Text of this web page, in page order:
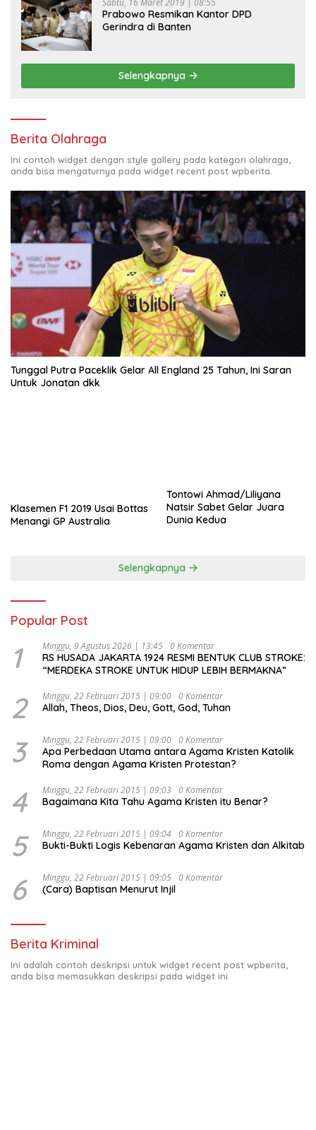
Sabtu, 16 Maret 2019 | 08:55
Prabowo Resmikan Kantor DPD
Gerindra di Banten
Selengkapnya
Berita Olahraga
Ini contoh widget dengan style gallery pada kategori olahraga,
anda bisa mengaturnya pada widget recent post wpberita.
Tunggal Putra Paceklik Gelar All England 25 Tahun, Ini Saran
Untuk Jonatan dkk
Klasemen F1 2019 Usai Bottas
Menangi GP Australia
Tontowi Ahmad/Liliyana
Natsir Sabet Gelar Juara
Dunia Kedua
Selengkapnya
Popular Post
1 Minggu, 9 Agustus 2026 | 13:45 0 Komentar
RS HUSADA JAKARTA 1924 RESMI BENTUK CLUB STROKE:
“MERDEKA STROKE UNTUK HIDUP LEBIH BERMAKNA”
2 Minggu, 22 Februari 2015 | 09:00 0 Komentar
Allah, Theos, Dios, Deu, Gott, God, Tuhan
3 Minggu, 22 Februari 2015 | 09:00 0 Komentar
Apa Perbedaan Utama antara Agama Kristen Katolik
Roma dengan Agama Kristen Protestan?
4 Minggu, 22 Februari 2015 | 09:03 0 Komentar
Bagaimana Kita Tahu Agama Kristen itu Benar?
5 Minggu, 22 Februari 2015 | 09:04 0 Komentar
Bukti-Bukti Logis Kebenaran Agama Kristen dan Alkitab
6 Minggu, 22 Februari 2015 | 09:05 0 Komentar
(Cara) Baptisan Menurut Injil
Berita Kriminal
Ini adalah contoh deskripsi untuk widget recent post wpberita,
anda bisa memasukkan deskripsi pada widget ini.